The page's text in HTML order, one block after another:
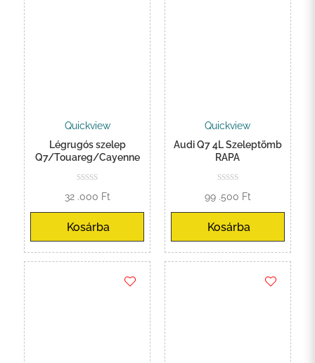
Quickview
Légrugós szelep
Q7/Touareg/Cayenne
32 .000 Ft
Kosárba
Quickview
Audi Q7 4L Szeleptömb
RAPA
99 .500 Ft
Kosárba